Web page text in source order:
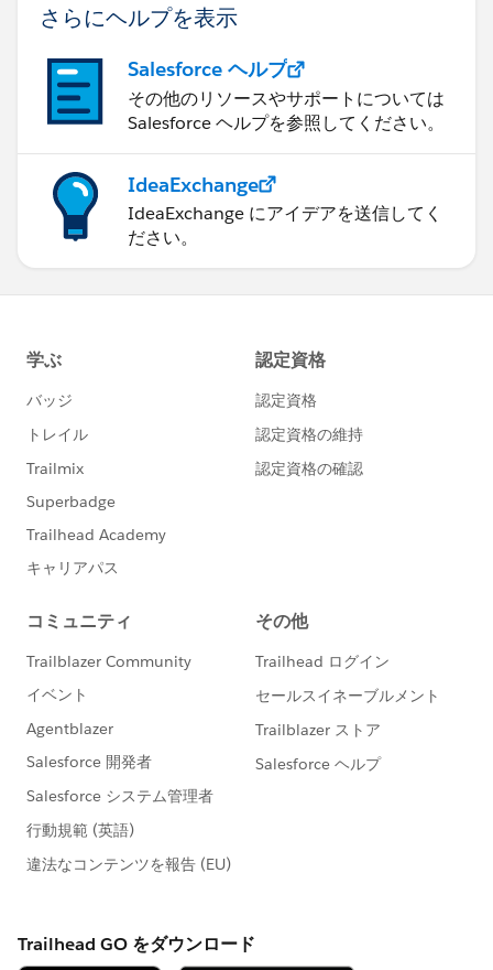
さらにヘルプを表示
Salesforce ヘルプ
その他のリソースやサポートについては
Salesforce ヘルプを参照してください。
IdeaExchange
IdeaExchange にアイデアを送信してく
ださい。